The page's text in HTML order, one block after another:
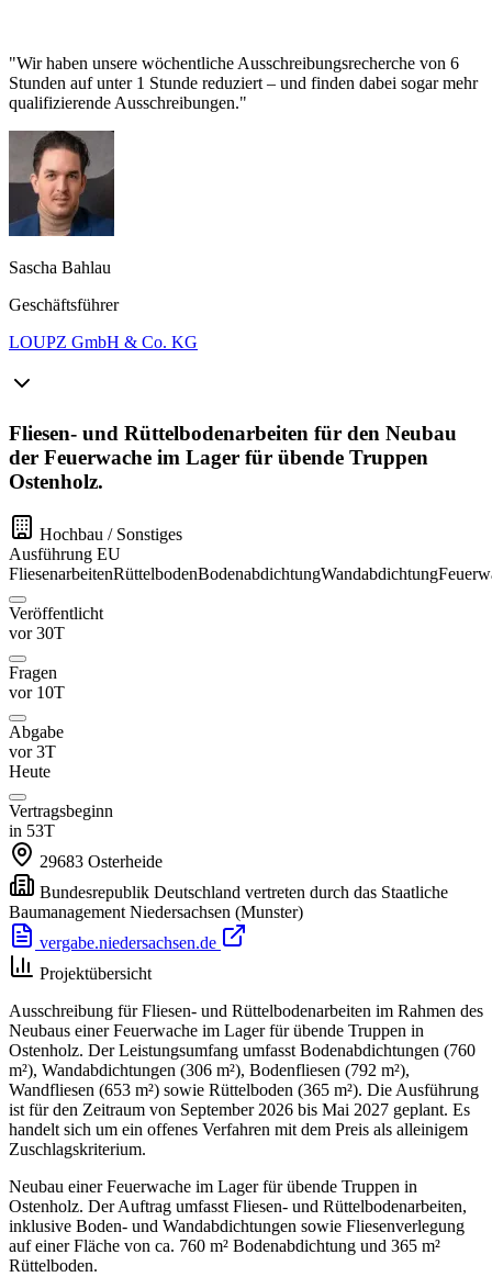
"Wir haben unsere wöchentliche Ausschreibungsrecherche von 6
Stunden auf unter 1 Stunde reduziert – und finden dabei sogar mehr
qualifizierende Ausschreibungen."
Sascha Bahlau
Geschäftsführer
LOUPZ GmbH & Co. KG
Fliesen- und Rüttelbodenarbeiten für den Neubau
der Feuerwache im Lager für übende Truppen
Ostenholz.
Hochbau / Sonstiges
Ausführung EU
FliesenarbeitenRüttelbodenBodenabdichtungWandabdichtung
Veröffentlicht
vor 30T
Fragen
vor 10T
Abgabe
vor 3T
Heute
Vertragsbeginn
in 53T
29683 Osterheide
Bundesrepublik Deutschland vertreten durch das Staatliche
Baumanagement Niedersachsen (Munster)
vergabe.niedersachsen.de
Projektübersicht
Ausschreibung für Fliesen- und Rüttelbodenarbeiten im Rahmen des
Neubaus einer Feuerwache im Lager für übende Truppen in
Ostenholz. Der Leistungsumfang umfasst Bodenabdichtungen (760
m²), Wandabdichtungen (306 m²), Bodenfliesen (792 m²),
Wandfliesen (653 m²) sowie Rüttelboden (365 m²). Die Ausführung
ist für den Zeitraum von September 2026 bis Mai 2027 geplant. Es
handelt sich um ein offenes Verfahren mit dem Preis als alleinigem
Zuschlagskriterium.
Neubau einer Feuerwache im Lager für übende Truppen in
Ostenholz. Der Auftrag umfasst Fliesen- und Rüttelbodenarbeiten,
inklusive Boden- und Wandabdichtungen sowie Fliesenverlegung
auf einer Fläche von ca. 760 m² Bodenabdichtung und 365 m²
Rüttelboden.